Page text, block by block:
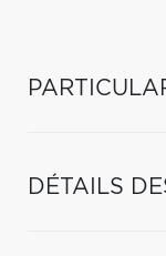
DÉTAILS